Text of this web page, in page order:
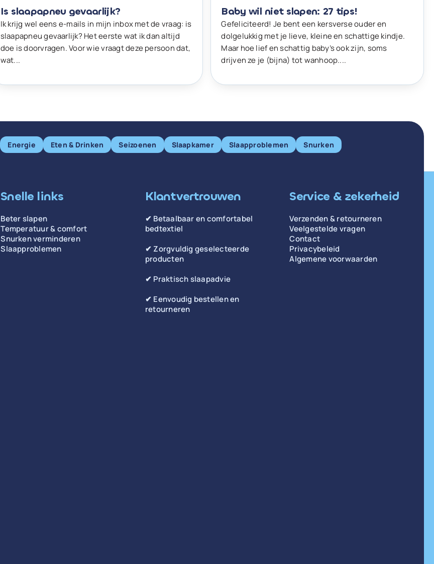
Is slaapapneu gevaarlijk?
Ik krijg wel eens e-mails in mijn inbox met de vraag: is
slaapapneu gevaarlijk? Het eerste wat ik dan altijd
doe is doorvragen. Voor wie vraagt deze persoon dat,
wat...
Baby wil niet slapen: 27 tips!
Gefeliciteerd! Je bent een kersverse ouder en
dolgelukkig met je lieve, kleine en schattige kindje.
Maar hoe lief en schattig baby’s ook zijn, soms
drijven ze je (bijna) tot wanhoop....
Energie Eten & Drinken Seizoenen Slaapkamer Slaapproblemen
Snurken
Snelle links
Beter slapen
Temperatuur & comfort
Snurken verminderen
Slaapproblemen
Klantvertrouwen
✔ Betaalbaar en comfortabel
bedtextiel
✔ Zorgvuldig geselecteerde
producten
✔ Praktisch slaapadvie
✔ Eenvoudig bestellen en
retourneren
Service & zekerheid
Verzenden & retourneren
Veelgestelde vragen
Contact
Privacybeleid
Algemene voorwaarden